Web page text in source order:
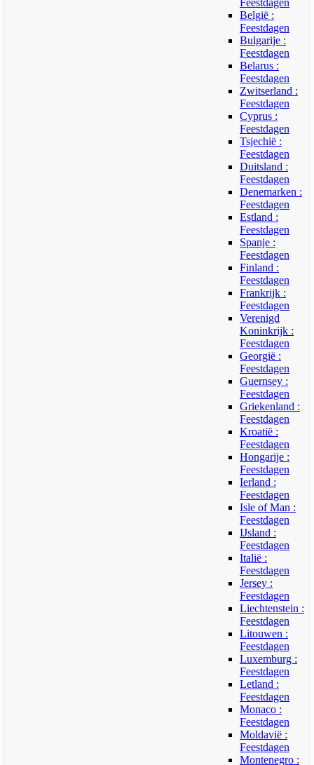
Feestdagen
België :
Feestdagen
Bulgarije :
Feestdagen
Belarus :
Feestdagen
Zwitserland :
Feestdagen
Cyprus :
Feestdagen
Tsjechië :
Feestdagen
Duitsland :
Feestdagen
Denemarken :
Feestdagen
Estland :
Feestdagen
Spanje :
Feestdagen
Finland :
Feestdagen
Frankrijk :
Feestdagen
Verenigd
Koninkrijk :
Feestdagen
Georgië :
Feestdagen
Guernsey :
Feestdagen
Griekenland :
Feestdagen
Kroatië :
Feestdagen
Hongarije :
Feestdagen
Ierland :
Feestdagen
Isle of Man :
Feestdagen
IJsland :
Feestdagen
Italië :
Feestdagen
Jersey :
Feestdagen
Liechtenstein :
Feestdagen
Litouwen :
Feestdagen
Luxemburg :
Feestdagen
Letland :
Feestdagen
Monaco :
Feestdagen
Moldavië :
Feestdagen
Montenegro :